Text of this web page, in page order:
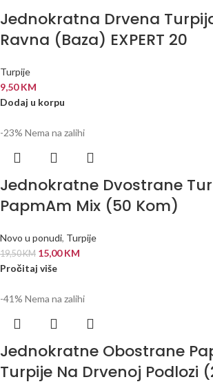
Jednokratna Drvena
Ravna (Baza) EXPERT 20
Turpije
9,50KM
Dodaj u korpu
-23% Nema na zalihi
Jednokratne Dvostrane
PapmAm Mix (50 Kom)
Novo u ponudi, Turpije
19,50KM 15,00KM
Pročitaj više
-41% Nema na zalihi
Jednokratne Obostrane
Turpije Na Drvenoj Podlozi